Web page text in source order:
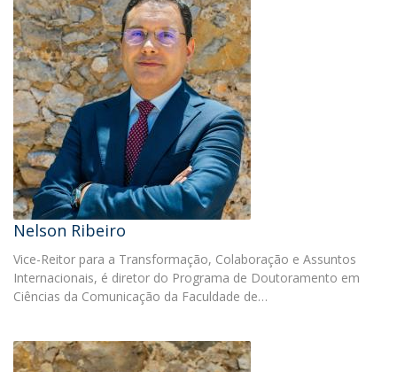
Nelson Ribeiro
Vice-Reitor para a Transformação, Colaboração e Assuntos
Internacionais, é diretor do Programa de Doutoramento em
Ciências da Comunicação da Faculdade de…